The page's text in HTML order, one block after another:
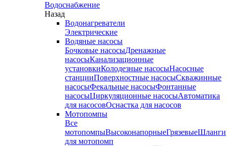
Водоснабжение
Назад
Водонагреватели
Электрические
Водяные насосы
Бочковые насосыДренажные
насосыКанализационные
установкиКолодезные насосыНасосные
станцииПоверхностные насосыСкважинные
насосыФекальные насосыФонтанные
насосыЦиркуляционные насосыАвтоматика
для насосовОснастка для насосов
Мотопомпы
Все
мотопомпыВысоконапорныеГрязевыеШланги
для мотопомп